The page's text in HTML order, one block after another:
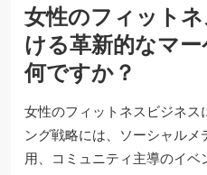
女性のフィット
ける革新的なマ
何ですか？
女性のフィットネスビジネス
ング戦略には、ソーシャル
用、コミュニティ主導のイ